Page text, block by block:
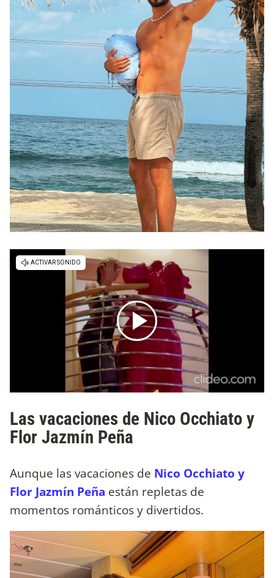
Las vacaciones de Nico Occhiato y
Flor Jazmín Peña
Aunque las vacaciones de Nico Occhiato y
Flor Jazmín Peña están repletas de
momentos románticos y divertidos.